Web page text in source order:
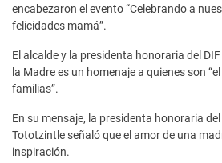
encabezaron el evento “Celebrando a
felicidades mamá”.
El alcalde y la presidenta honoraria del
la Madre es un homenaje a quienes son
familias”.
En su mensaje, la presidenta honoraria
Tototzintle señaló que el amor de una
inspiración.